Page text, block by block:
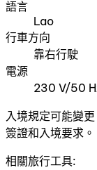
語言
Lao
行車方向
靠右行駛
電源
230 V/50
入境規定可能變
簽證和入境要求。
相關旅行工具: